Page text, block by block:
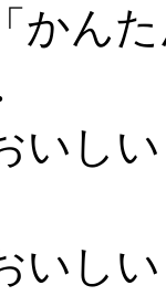
かん
いし
いし